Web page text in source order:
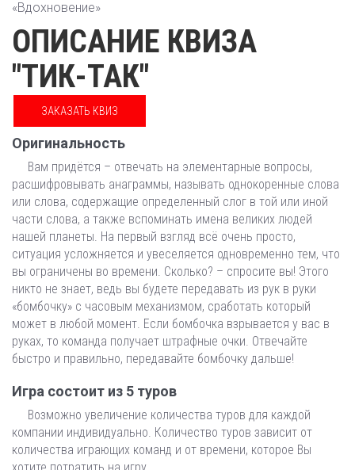
«Вдохновение»
ОПИСАНИЕ КВИЗА
"ТИК-ТАК"
ЗАКАЗАТЬ КВИЗ
Оригинальность
Вам придётся – отвечать на элементарные вопросы,
расшифровывать анаграммы, называть однокоренные слова
или слова, содержащие определенный слог в той или иной
части слова, а также вспоминать имена великих людей
нашей планеты. На первый взгляд всё очень просто,
ситуация усложняется и увеселяется одновременно тем, что
вы ограничены во времени. Сколько? – спросите вы! Этого
никто не знает, ведь вы будете передавать из рук в руки
«бомбочку» с часовым механизмом, сработать который
может в любой момент. Если бомбочка взрывается у вас в
руках, то команда получает штрафные очки. Отвечайте
быстро и правильно, передавайте бомбочку дальше!
Игра состоит из 5 туров
Возможно увеличение количества туров для каждой
компании индивидуально. Количество туров зависит от
количества играющих команд и от времени, которое Вы